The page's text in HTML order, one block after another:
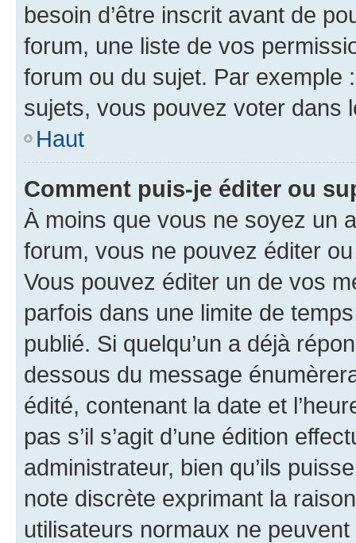
besoin d’être inscrit avant de
forum, une liste de vos
forum ou du sujet. Par exemple
sujets, vous pouvez voter dans
Haut
Comment puis-je éditer ou
À moins que vous ne soyez un
forum, vous ne pouvez éditer
Vous pouvez éditer un de vos
parfois dans une limite de
publié. Si quelqu’un a déjà
dessous du message
édité, contenant la date et
pas s’il s’agit d’une édition
administrateur, bien qu’ils
note discrète exprimant la
utilisateurs normaux ne